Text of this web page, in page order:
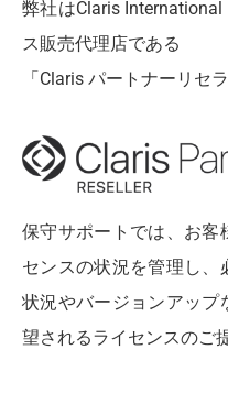
弊社はClaris
ス販売代理店である
「Claris パートナーリセ
保守サポートでは、お客
センスの状況を管理し、
状況やバージョンアップ
望されるライセンスのご